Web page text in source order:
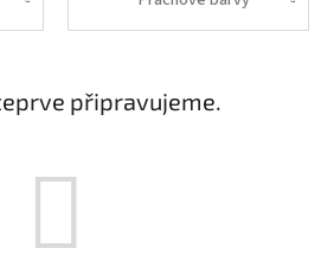
připravujeme.